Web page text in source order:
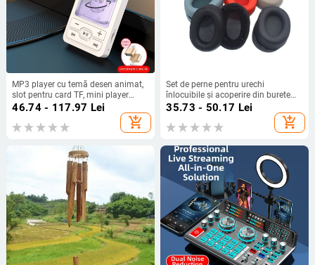
MP3 player cu temă desen animat,
slot pentru card TF, mini player
portabil de muzică, acoperire
46.74 - 117.97 Lei
add_shopping_cart
Set de perne pentru urechi
înlocuibile și acoperire din burete
pentru căști Sony MDR-100ABN
35.73 - 50.17 Lei
add_shopping_cart